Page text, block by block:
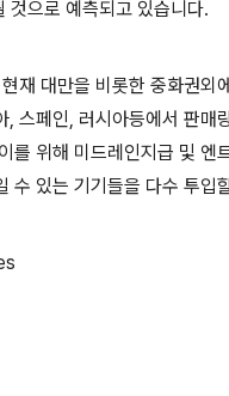
것으로 예측되고 있습니다.
재 대만을 비롯한 중화권외
, 스페인, 러시아등에서 판매
를 위해 미드레인지급 및 엔
수 있는 기기들을 다수 투입